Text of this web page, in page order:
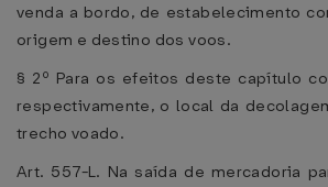
venda a bordo, de estabelecimento
origem e destino dos voos.
§ 2º Para os efeitos deste capítulo
respectivamente, o local da
trecho voado.
Art. 557-L. Na saída de mercadoria